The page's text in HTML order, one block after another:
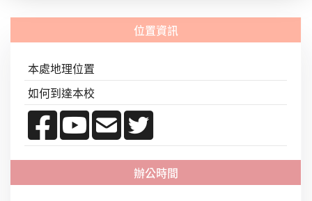
本處地理位置
如何到達本校